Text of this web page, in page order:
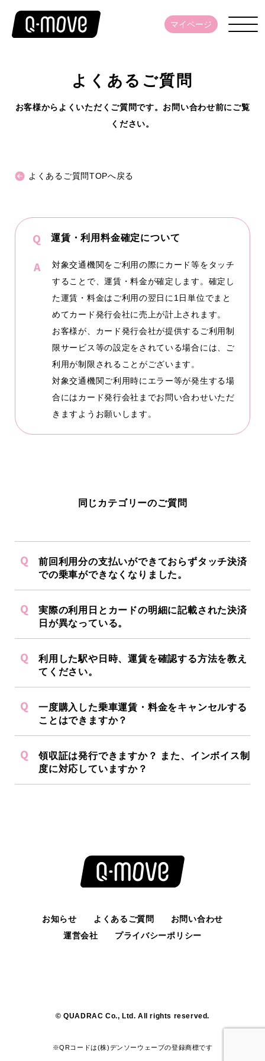
マイページ
よくあるご質問
お客様からよくいただくご質問です。お問い合わせ前にご覧
ください。
よくあるご質問TOPへ戻る
運賃・利用料金確定について
対象交通機関をご利用の際にカード等をタッチ
することで、運賃・料金が確定します。確定し
た運賃・料金はご利用の翌日に1日単位でまと
めてカード発行会社に売上が計上されます。
お客様が、カード発行会社が提供するご利用制
限サービス等の設定をされている場合には、ご
利用が制限されることがございます。
対象交通機関ご利用時にエラー等が発生する場
合にはカード発行会社までお問い合わせいただ
きますようお願いします。
同じカテゴリーのご質問
前回利用分の支払いができておらずタッチ決済
での乗車ができなくなりました。
実際の利用日とカードの明細に記載された決済
日が異なっている。
利用した駅や日時、運賃を確認する方法を教え
てください。
一度購入した乗車運賃・料金をキャンセルする
ことはできますか？
領収証は発行できますか？ また、インボイス制
度に対応していますか？
お知らせ よくあるご質問
お問い合わせ
運営会社
プライバシーポリシー
© QUADRAC Co., Ltd. All rights reserved.
※QRコードは(株)デンソーウェーブの登録商標です